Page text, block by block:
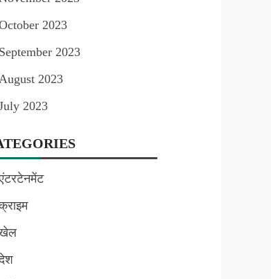
2023
September 2023
2023
2023